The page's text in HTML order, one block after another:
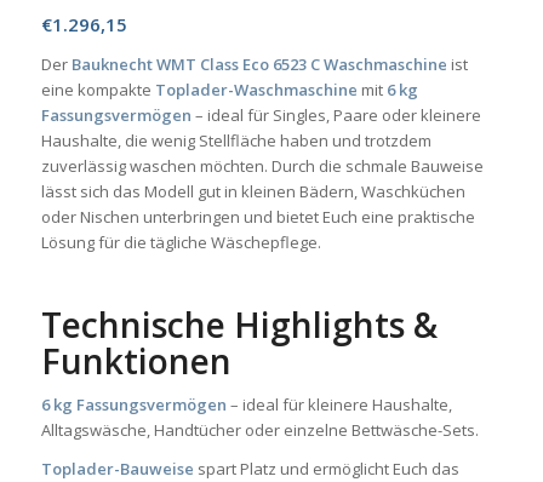
€1.296,15
Der Bauknecht WMT Class Eco 6523 C Waschmaschine ist
eine kompakte Toplader-Waschmaschine mit 6 kg
Fassungsvermögen – ideal für Singles, Paare oder kleinere
Haushalte, die wenig Stellfläche haben und trotzdem
zuverlässig waschen möchten. Durch die schmale Bauweise
lässt sich das Modell gut in kleinen Bädern, Waschküchen
oder Nischen unterbringen und bietet Euch eine praktische
Lösung für die tägliche Wäschepflege.
Technische Highlights &
Funktionen
6 kg Fassungsvermögen – ideal für kleinere Haushalte,
Alltagswäsche, Handtücher oder einzelne Bettwäsche-Sets.
Toplader-Bauweise spart Platz und ermöglicht Euch das